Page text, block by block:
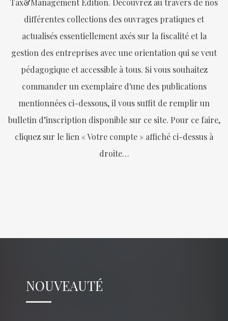
Tax&Management Edition. Découvrez au travers de nos
différentes collections des ouvrages pratiques et
actualisés essentiellement axés sur la fiscalité et la
gestion des entreprises avec une orientation qui se veut
pédagogique et accessible à tous. Si vous souhaitez
commander un exemplaire d'une des publications
mentionnées ci-dessous, il vous suffit de remplir un
bulletin d’inscription disponible sur ce site. Pour ce faire,
cliquez sur le lien « Votre compte » affiché ci-dessus à
droite…
NOUVEAUTÉ